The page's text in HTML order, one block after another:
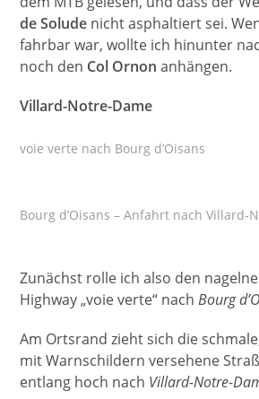
de Solude nicht asphaltiert sei.
fahrbar war, wollte ich hinunter
noch den Col Ornon anhängen.
Villard-Notre-Dame
voie verte nach Bourg d’Oisans
Bourg d’Oisans – Anfahrt nach Villard-
Zunächst rolle ich also den
Highway „voie verte“ nachBourg
Am Ortsrand zieht sich die
mit Warnschildern versehene
entlang hoch nach Villard-Notre-